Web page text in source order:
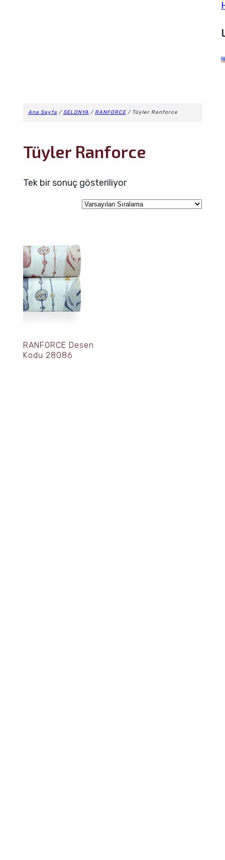
Ana Sayfa / SELONYA / RANFORCE/ Tüyler Ranforce
Tüyler Ranforce
Tek bir sonuç gösteriliyor
RANFORCE Desen
Kodu 28086